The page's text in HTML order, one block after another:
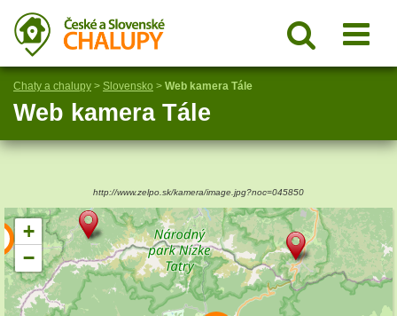
Chaty a chalupy > Slovensko > Web kamera Tále
Web kamera Tále
http://www.zelpo.sk/kamera/image.jpg?noc=045850
+
−